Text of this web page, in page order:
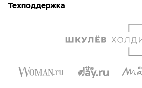
Техподдержка